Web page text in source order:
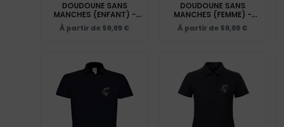
DOUDOUNE SANS
MANCHES (ENFANT) -
ECURIE THIBAUT - NAVY -
K6115
À partir de 59,99 €
DOUDOUNE SANS
MANCHES (FEMME) -
ECURIE THIBAUT - NAVY -
K6114
À partir de 59,99 €